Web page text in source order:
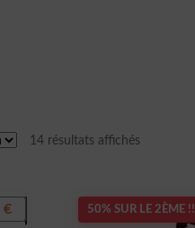
14 résultats affichés
récent
€ 50% SUR LE 2ÈME !!